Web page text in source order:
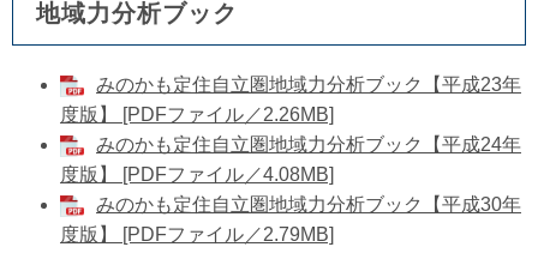
地域力分析ブック
みのかも定住自立圏地域力分析ブック【平成23年
度版】 [PDFファイル／2.26MB]
みのかも定住自立圏地域力分析ブック【平成24年
度版】 [PDFファイル／4.08MB]
みのかも定住自立圏地域力分析ブック【平成30年
度版】 [PDFファイル／2.79MB]